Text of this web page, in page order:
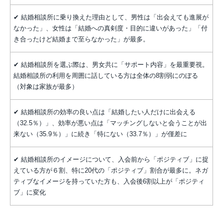
✔ 結婚相談所に乗り換えた理由として、男性は「出会えても進展が
なかった」、女性は「結婚への真剣度・目的に違いがあった」「付
き合ったけど結婚まで至らなかった」が最多。
✔ 結婚相談所を選ぶ際は、男女共に「サポート内容」を最重要視。
結婚相談所の利用を周囲に話している方は全体の8割弱にのぼる
（対象は家族が最多）
✔ 結婚相談所の効率の良い点は「結婚したい人だけに出会える
（32.5％）」、効率が悪い点は「マッチングしないと会うことが出
来ない（35.9％）」に続き「特にない（33.7％）」が僅差に
✔ 結婚相談所のイメージについて、入会前から「ポジティブ」に捉
えている方が６割、特に20代の「ポジティブ」割合が最多に。ネガ
ティブなイメージを持っていた方も、入会後6割以上が「ポジティ
ブ」に変化